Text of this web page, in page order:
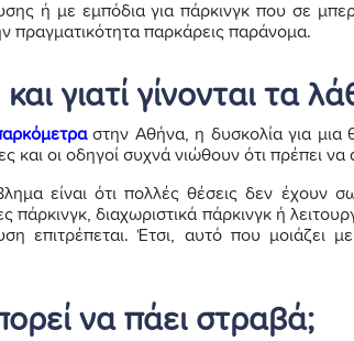
ή με εμπόδια για πάρκινγκ που σε
πραγματικότητα παρκάρεις παράνομα.
γιατί γίνονται τα
στην Αθήνα, η δυσκολία για μια
και οι οδηγοί συχνά νιώθουν ότι πρέπει
είναι ότι πολλές θέσεις δεν έχουν
πάρκινγκ, διαχωριστικά πάρκινγκ ή
επιτρέπεται. Έτσι, αυτό που μοιάζει
να πάει στραβά;